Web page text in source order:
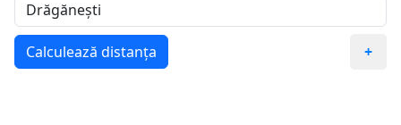
Calculează distanța +